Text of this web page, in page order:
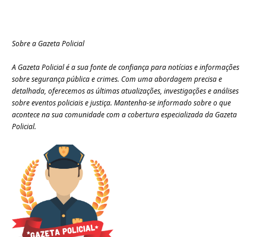
Sobre a Gazeta Policial
A Gazeta Policial é a sua fonte de confiança para notícias e informações
sobre segurança pública e crimes. Com uma abordagem precisa e
detalhada, oferecemos as últimas atualizações, investigações e análises
sobre eventos policiais e justiça. Mantenha-se informado sobre o que
acontece na sua comunidade com a cobertura especializada da Gazeta
Policial.